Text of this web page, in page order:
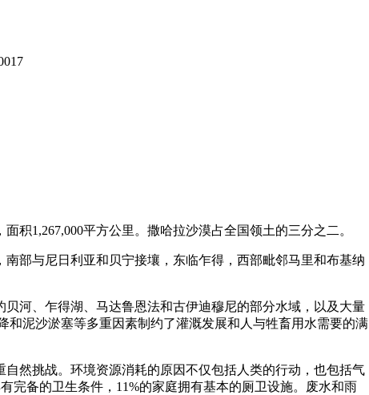
积1,267,000平方公里。撒哈拉沙漠占全国领土的三分之二。
部与尼日利亚和贝宁接壤，东临乍得，西部毗邻马里和布基纳
河、乍得湖、马达鲁恩法和古伊迪穆尼的部分水域，以及大量
和泥沙淤塞等多重因素制约了灌溉发展和人与牲畜用水需要的满
然挑战。环境资源消耗的原因不仅包括人类的行动，也包括气
完备的卫生条件，11%的家庭拥有基本的厕卫设施。废水和雨